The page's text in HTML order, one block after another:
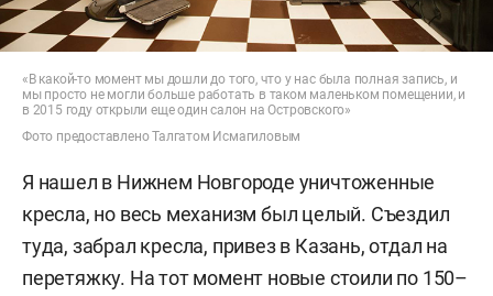
«В какой-то момент мы дошли до того, что у нас была полная запись, и
мы просто не могли больше работать в таком маленьком помещении, и
в 2015 году открыли еще один салон на Островского»
Фото предоставлено Талгатом Исмагиловым
Я нашел в Нижнем Новгороде уничтоженные
кресла, но весь механизм был целый. Съездил
туда, забрал кресла, привез в Казань, отдал на
перетяжку. На тот момент новые стоили по 150–